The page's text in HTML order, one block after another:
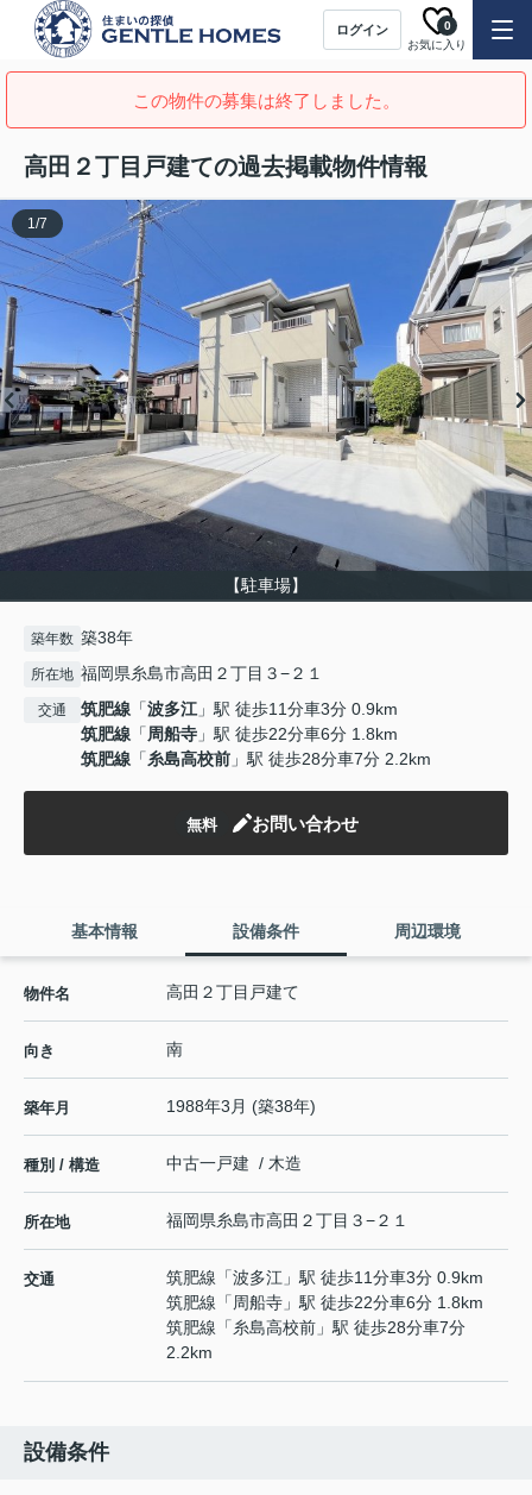
ログイン
お気に入り
0
この物件の募集は終了しました。
高田２丁目戸建ての過去掲載物件情報
【駐車場】
1/7
築年数 築38年
所在地 福岡県糸島市高田２丁目３−２１
交通 筑肥線 「波多江」駅 徒歩11分車3分 0.9km
筑肥線 「周船寺 」駅 徒歩22分車6分 1.8km
筑肥線 「糸島高校前 」駅 徒歩28分車7分 2.2km
無料 お問い合わせ
基本情報 設備条件 周辺環境
物件名 高田２丁目戸建て
向き 南
築年月 1988年3月 (築38年)
種別 / 構造 中古一戸建 / 木造
所在地 福岡県糸島市高田 ２丁目３−２１
交通 筑肥線 「波多江 」駅 徒歩11分車3分 0.9km
筑肥線 「周船寺 」駅 徒歩22分車6分 1.8km
筑肥線 「糸島高校前 」駅 徒歩28分車7分
2.2km
設備条件